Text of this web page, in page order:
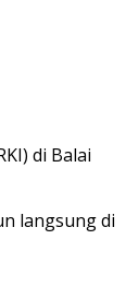
di Balai
langsung di